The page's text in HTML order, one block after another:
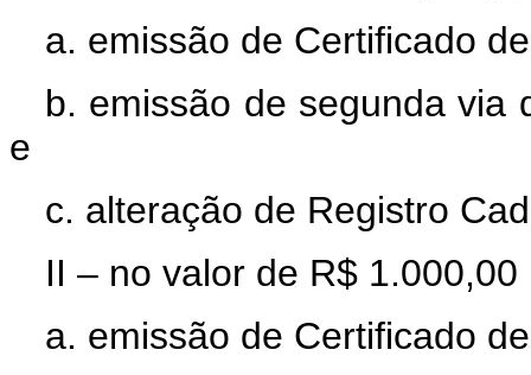
a. emissão de Certificado
b. emissão de segunda via
e
c. alteração de Registro
II – no valor de R$
a. emissão de Certificado